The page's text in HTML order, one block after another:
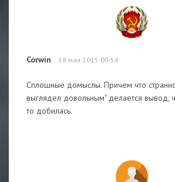
Corwin 18 мая 2015 09:54
Сплошные домыслы. Причем что
выглядел довольным" делается вывод,
то добилась.